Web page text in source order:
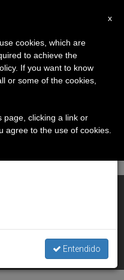
2009
×
haremos la pausa
periodo de verano
y también el
Entendido
x
cookies, which are
to achieve the
If you want to know
or some of the cookies,
page, clicking a link or
agree to the use of cookies.